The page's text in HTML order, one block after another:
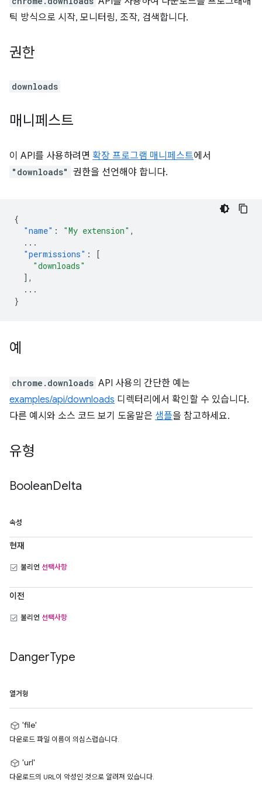
틱 방식으로 시작, 모니터링, 조작, 검색합니다.
권한
downloads
매니페스트
이 API를 사용하려면 확장 프로그램 매니페스트에서
"downloads" 권한을 선언해야 합니다.
{
"name" : "My extension" ,
...
"permissions" :
[
"downloads"
],
...
}
예
chrome.downloads API 사용의 간단한 예는
examples/api/downloads 디렉터리에서 확인할 수 있습니다.
다른 예시와 소스 코드 보기 도움말은 샘플을 참고하세요.
유형
BooleanDelta
속성
현재
불리언 선택사항
이전
불리언 선택사항
DangerType
열거형
'file'
다운로드 파일 이름이 의심스럽습니다.
'url'
다운로드의 URL이 악성인 것으로 알려져 있습니다.